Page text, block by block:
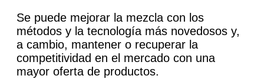
Se puede mejorar la mezcla con los
métodos y la tecnología más novedosos y,
a cambio, mantener o recuperar la
competitividad en el mercado con una
mayor oferta de productos.